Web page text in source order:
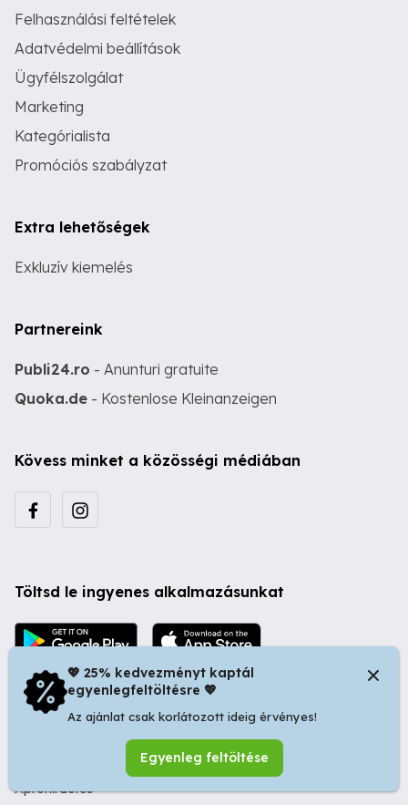
Felhasználási feltételek
Adatvédelmi beállítások
Ügyfélszolgálat
Marketing
Kategórialista
Promóciós szabályzat
Extra lehetőségek
Exkluzív kiemelés
Partnereink
Publi24.ro - Anunturi gratuite
Quoka.de - Kostenlose Kleinanzeigen
Kövess minket a közösségi médiában
Töltsd le ingyenes alkalmazásunkat
© 2026 Startapró S.R.L. | Bulevardul Dacia nr 34, Oradea
410346, Romania | Tax ID: RO44483373 -
Ingyenes
Apróhirdetés
💖 25% kedvezményt kaptál
egyenlegfeltöltésre 💖
Az ajánlat csak korlátozott ideig érvényes!
Egyenleg feltöltése